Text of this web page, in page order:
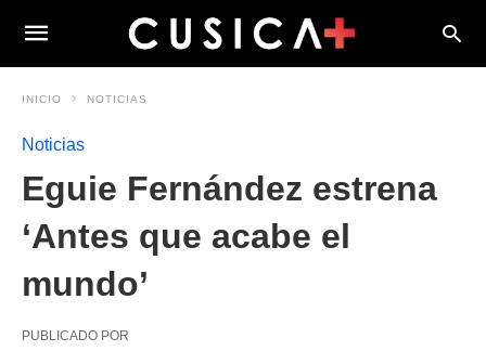
INICIO NOTICIAS
Noticias
Eguie Fernández estrena
‘Antes que acabe el
mundo’
PUBLICADO POR